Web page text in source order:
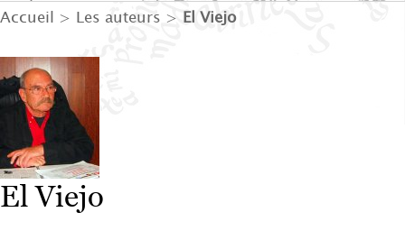
Accueil > Les auteurs > El Viejo
El Viejo